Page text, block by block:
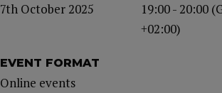
7th October 2025
19:00 - 20:00
+02:00)
EVENT FORMAT
Online events